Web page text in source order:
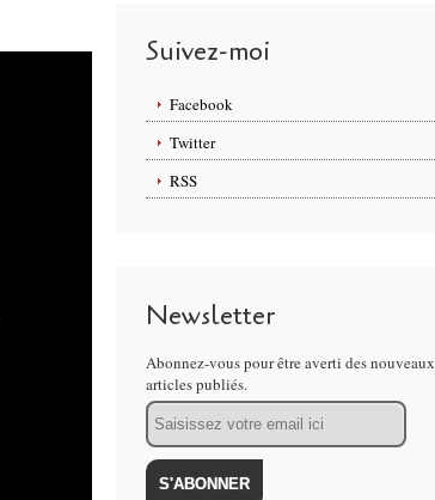
Suivez-moi
Facebook
Twitter
RSS
Newsletter
Abonnez-vous pour être averti des nouveaux
articles publiés.
Email